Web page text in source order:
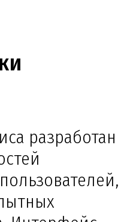
разработан